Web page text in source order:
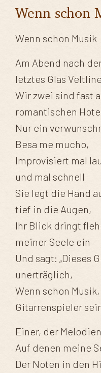
Wenn schon
Wenn schon Musik
Am Abend nach
letztes Glas
Wir zwei sind fast
romantischen
Nur ein
Besa me mucho,
Improvisiert mal
und mal schnell
Sie legt die Hand
tief in die Augen,
Ihr Blick dringt
meiner Seele ein
Und sagt: „Dieses
unerträglich,
Wenn schon
Gitarrenspieler
Einer, der
Auf denen meine
Der Noten in den